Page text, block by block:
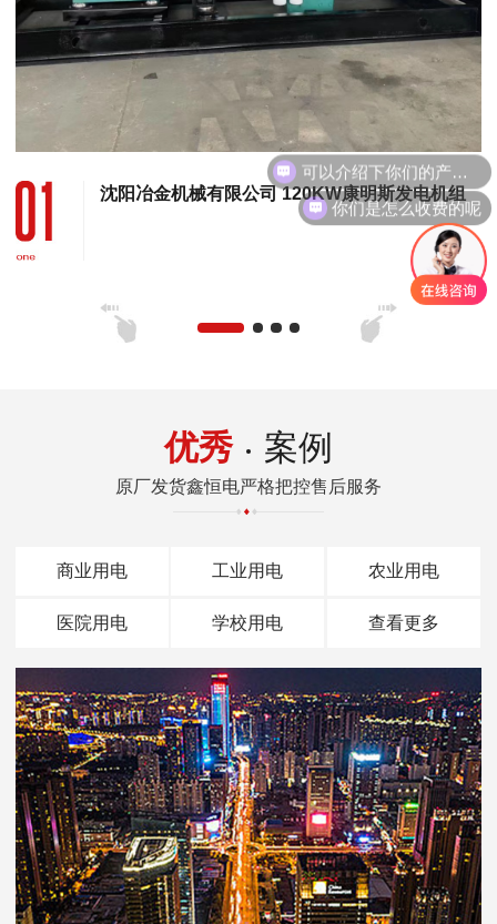
沈阳冶金机械有限公司 120KW康明斯发电机组
优秀 案例
原厂发货鑫恒电严格把控售后服务
商业用电 工业用电 农业用电
医院用电 学校用电 查看更多
你们是怎么收费的呢